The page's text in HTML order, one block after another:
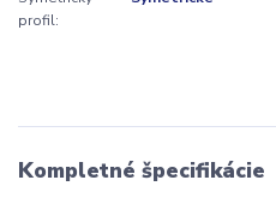
profil:
Kompletné špecifikácie